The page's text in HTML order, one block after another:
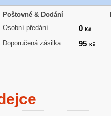
Poštovné & Dodání
Osobní předání
0 Kč
Doporučená zásilka 95 Kč